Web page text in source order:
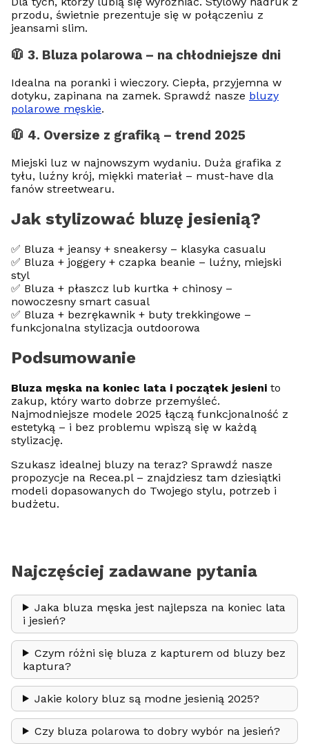
przodu, świetnie prezentuje się w połączeniu z
jeansami slim.
🧥 3. Bluza polarowa – na chłodniejsze dni
Idealna na poranki i wieczory. Ciepła, przyjemna w
dotyku, zapinana na zamek. Sprawdź nasze bluzy
polarowe męskie.
🧥 4. Oversize z grafiką – trend 2025
Miejski luz w najnowszym wydaniu. Duża grafika z
tyłu, luźny krój, miękki materiał – must-have dla
fanów streetwearu.
Jak stylizować bluzę jesienią?
✅ Bluza + jeansy + sneakersy – klasyka casualu
✅ Bluza + joggery + czapka beanie – luźny, miejski
styl
✅ Bluza + płaszcz lub kurtka + chinosy –
nowoczesny smart casual
✅ Bluza + bezrękawnik + buty trekkingowe –
funkcjonalna stylizacja outdoorowa
Podsumowanie
Bluza męska na koniec lata i początek jesieni to
zakup, który warto dobrze przemyśleć.
Najmodniejsze modele 2025 łączą funkcjonalność z
estetyką – i bez problemu wpiszą się w każdą
stylizację.
Szukasz idealnej bluzy na teraz? Sprawdź nasze
propozycje na Recea.pl – znajdziesz tam dziesiątki
modeli dopasowanych do Twojego stylu, potrzeb i
budżetu.
Najczęściej zadawane pytania
Jaka bluza męska jest najlepsza na koniec lata
i jesień?
Czym różni się bluza z kapturem od bluzy bez
kaptura?
Jakie kolory bluz są modne jesienią 2025?
Czy bluza polarowa to dobry wybór na jesień?